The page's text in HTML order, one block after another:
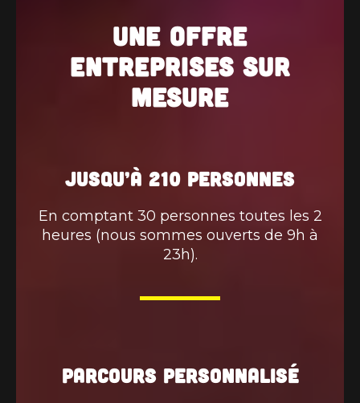
Une offre
entreprises sur
mesure
Jusqu’à 210 personnes
En comptant 30 personnes toutes les 2
heures (nous sommes ouverts de 9h à
23h).
Parcours personnalisé